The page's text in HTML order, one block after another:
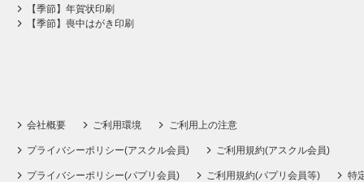
【季節】年賀状印刷
【季節】喪中はがき印刷
会社概要 ご利用環境 ご利用上の注意
プライバシーポリシー(アスクル会員) ご利用規約(アスクル会員)
プライバシーポリシー(パプリ会員) ご利用規約(パプリ会員等) 特